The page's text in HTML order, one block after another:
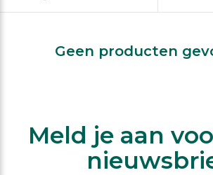
Geen producten
Meld je aan